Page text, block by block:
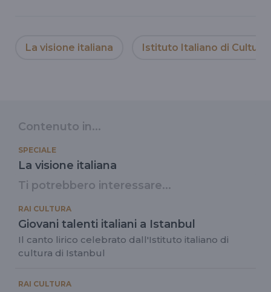
La visione italiana Istituto Italiano di Cultura
Contenuto in...
SPECIALE
La visione italiana
Ti potrebbero interessare...
RAI CULTURA
Giovani talenti italiani a Istanbul
Il canto lirico celebrato dall'Istituto italiano di
cultura di Istanbul
RAI CULTURA